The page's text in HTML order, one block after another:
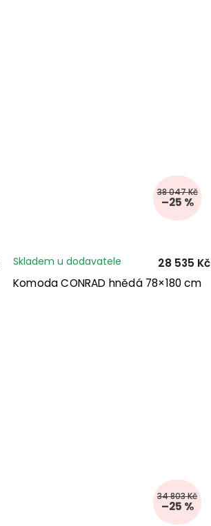
38 047 Kč
–25 %
Komoda CONRAD hnědá 78×180 cm
Skladem u dodavatele 28 535 Kč
34 803 Kč
–25 %